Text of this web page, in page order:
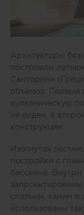
Архитекторы
построили
Санторини
объемов. Первый
вулканическую
не виден, а
конструкции.
Изогнутая
постройки с
бассейна.
запроектированы
спальни, хамам и
использованы